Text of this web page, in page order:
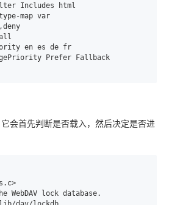
Includes html
map var
en es de fr
Prefer Fallback
会首先判断是否载入，然后决定是否进
WebDAV lock database.